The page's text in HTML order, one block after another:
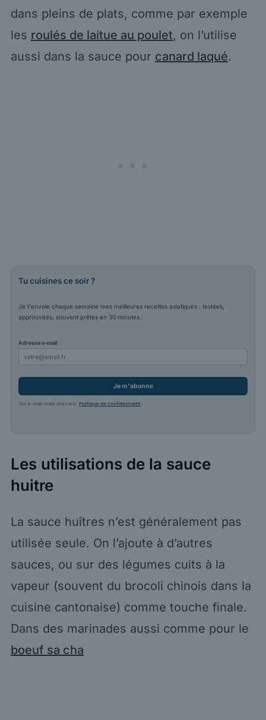
dans pleins de plats, comme par exemple
les roulés de laitue au poulet, on l’utilise
aussi dans la sauce pour canard laqué.
Tu cuisines ce soir ?
Je t'envoie chaque semaine mes meilleures recettes asiatiques : testées,
approuvées, souvent prêtes en 30 minutes.
Adresse e-mail
Je m'abonne
Ton e-mail reste chez moi.Politique de confidentialité .
Les utilisations de la sauce
huitre
La sauce huîtres n’est généralement pas
utilisée seule. On l’ajoute à d’autres
sauces, ou sur des légumes cuits à la
vapeur (souvent du brocoli chinois dans la
cuisine cantonaise) comme touche finale.
Dans des marinades aussi comme pour le
boeuf sa cha